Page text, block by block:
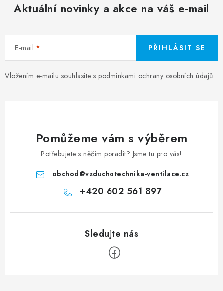
Aktuální novinky a akce na váš e-mail
E-mail
Vložením e-mailu souhlasíte s podmínkami ochrany osobních údajů
PŘIHLÁSIT SE
Pomůžeme vám s výběrem
Potřebujete s něčím poradit? Jsme tu pro vás!
obchod@vzduchotechnika-ventilace.cz
+420 602 561 897